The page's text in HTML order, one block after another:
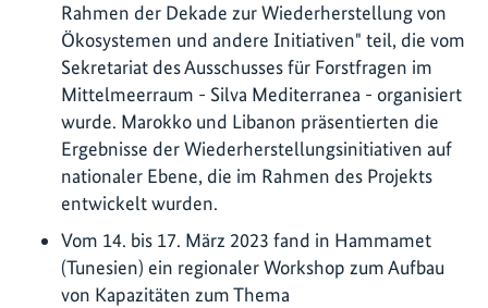
Rahmen der Dekade zur Wiederherstellung von
Ökosystemen und andere Initiativen" teil, die vom
Sekretariat des Ausschusses für Forstfragen im
Mittelmeerraum - Silva Mediterranea - organisiert
wurde. Marokko und Libanon präsentierten die
Ergebnisse der Wiederherstellungsinitiativen auf
nationaler Ebene, die im Rahmen des Projekts
entwickelt wurden.
Vom 14. bis 17. März 2023 fand in Hammamet
(Tunesien) ein regionaler Workshop zum Aufbau
von Kapazitäten zum Thema